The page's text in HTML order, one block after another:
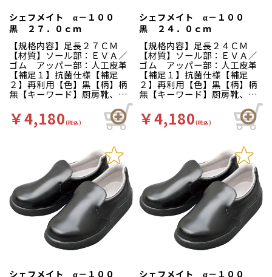
クッション性の良いインソー
ルが長時間の立ち作業をサポ
ートします。足幅ゆったり３
Ｅサイズ…つま先部分までゆ
ったりとした３Ｅ設計。
クッション性の良いインソー
ルが長時間の立ち作業をサポ
ートします。足幅ゆったり３
Ｅサイズ…つま先部分までゆ
ったりとした３Ｅ設計。
シェフメイト α－１００
黒 ２７．０ｃｍ
【規格内容】足長２７ＣＭ
【材質】ソール部：ＥＶＡ／
ゴム アッパー部：人工皮革
【補足１】抗菌仕様【補足
２】再利用【色】黒【柄】柄
無【キーワード】厨房靴、滑
りにくい、工場 靴底は軽く
て滑りにくいハイグリップ仕
様。長時間の作業による疲労
を軽減、快適な着用感のため
す。インソールの表面には抗
菌加工を施しており、清潔で
す。食品加工厨房用スニーカ
ー「シェフメイト」は清潔・
耐滑・快適を基本コンセプト
に開発されました。滑りにく
い…滑りにくい防滑グリット
ソールには他方向に効くウィ
ンドミルパターンを採用。滑
りやすい床や雨の日等にも優
れた防滑性を発揮します。疲
クッション性の良いインソー
￥4,180(税込)
シェフメイト α－１００
黒 ２４．０ｃｍ
【規格内容】足長２４ＣＭ
【材質】ソール部：ＥＶＡ／
ゴム アッパー部：人工皮革
【補足１】抗菌仕様【補足
２】再利用【色】黒【柄】柄
無【キーワード】厨房靴、滑
りにくい、工場 靴底は軽く
て滑りにくいハイグリップ仕
様。長時間の作業による疲労
を軽減、快適な着用感のため
す。インソールの表面には抗
菌加工を施しており、清潔で
す。食品加工厨房用スニーカ
ー「シェフメイト」は清潔・
耐滑・快適を基本コンセプト
に開発されました。滑りにく
い…滑りにくい防滑グリット
ソールには他方向に効くウィ
ンドミルパターンを採用。滑
りやすい床や雨の日等にも優
れた防滑性を発揮します。疲
クッション性の良いインソー
￥4,180(税込)
シェフメイト α－１００
シェフメイト α－１００